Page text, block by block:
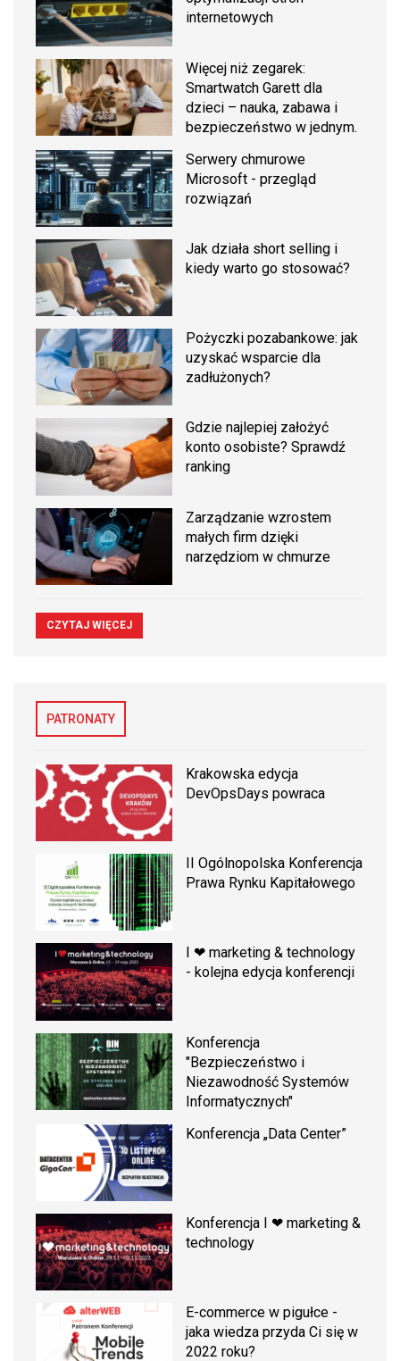
internetowych
Więcej niż zegarek:
Smartwatch Garett dla
dzieci – nauka, zabawa i
bezpieczeństwo w jednym.
Serwery chmurowe
Microsoft - przegląd
rozwiązań
Jak działa short selling i
kiedy warto go stosować?
Pożyczki pozabankowe: jak
uzyskać wsparcie dla
zadłużonych?
Gdzie najlepiej założyć
konto osobiste? Sprawdź
ranking
Zarządzanie wzrostem
małych firm dzięki
narzędziom w chmurze
CZYTAJ WIĘCEJ
PATRONATY
Krakowska edycja
DevOpsDays powraca
II Ogólnopolska Konferencja
Prawa Rynku Kapitałowego
I ❤ marketing & technology
- kolejna edycja konferencji
Konferencja
"Bezpieczeństwo i
Niezawodność Systemów
Informatycznych"
Konferencja „Data Center”
Konferencja I ❤ marketing &
technology
E-commerce w pigułce -
jaka wiedza przyda Ci się w
2022 roku?